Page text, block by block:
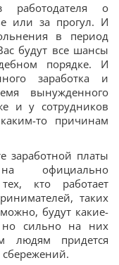
работодателя о
или за прогул. И
в период
будут все шансы
порядке. И
заработка и
вынужденного
и у сотрудников
то причинам
заработной платы
на официально
кто работает
таких
будут какие-
но сильно на них
людям придется
сбережений.